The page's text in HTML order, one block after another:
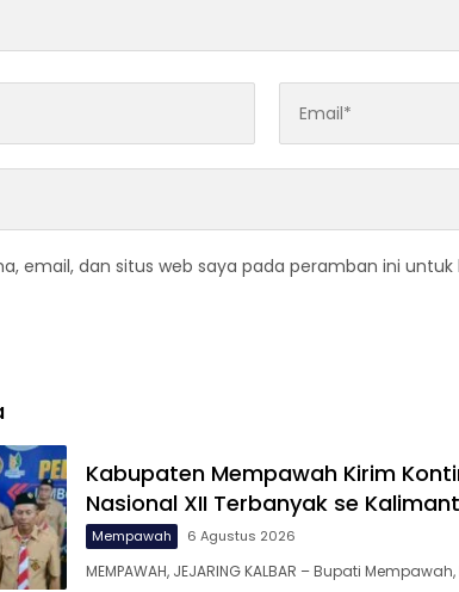
email, dan situs web saya pada peramban ini
Kabupaten Mempawah Kirim
Nasional XII Terbanyak se
Mempawah 6 Agustus 2026
MEMPAWAH, JEJARING KALBAR – Bupati